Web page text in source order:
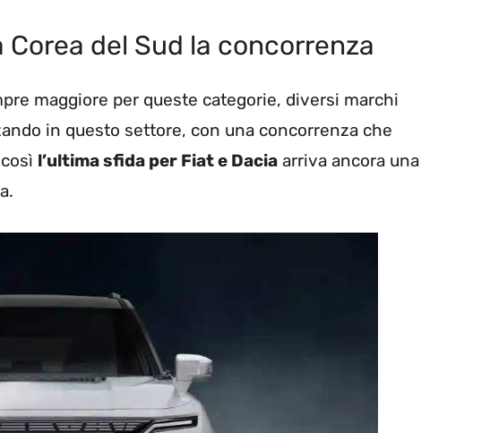
Corea del Sud la concorrenza
maggiore per queste categorie, diversi marchi
in questo settore, con una concorrenza che
l’ultima sfida per Fiat e Dacia arriva ancora una